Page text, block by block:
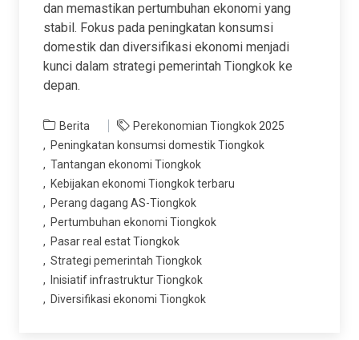
dan memastikan pertumbuhan ekonomi yang
stabil. Fokus pada peningkatan konsumsi
domestik dan diversifikasi ekonomi menjadi
kunci dalam strategi pemerintah Tiongkok ke
depan.
Berita
Perekonomian Tiongkok 2025
Peningkatan konsumsi domestik Tiongkok
Tantangan ekonomi Tiongkok
Kebijakan ekonomi Tiongkok terbaru
Perang dagang AS-Tiongkok
Pertumbuhan ekonomi Tiongkok
Pasar real estat Tiongkok
Strategi pemerintah Tiongkok
Inisiatif infrastruktur Tiongkok
Diversifikasi ekonomi Tiongkok